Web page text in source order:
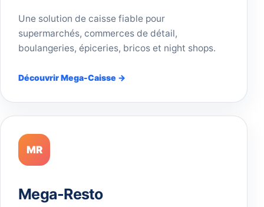
Une solution de caisse fiable pour
supermarchés, commerces de détail,
boulangeries, épiceries, bricos et night shops.
Découvrir Mega-Caisse →
MR
Mega-Resto